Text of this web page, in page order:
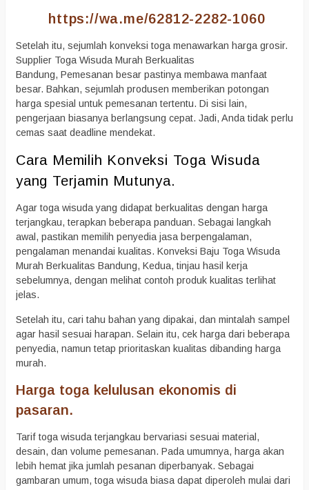
https://wa.me/62812-2282-1060
Setelah itu, sejumlah konveksi toga menawarkan harga grosir.
Supplier Toga Wisuda Murah Berkualitas
Bandung, Pemesanan besar pastinya membawa manfaat
besar. Bahkan, sejumlah produsen memberikan potongan
harga spesial untuk pemesanan tertentu. Di sisi lain,
pengerjaan biasanya berlangsung cepat. Jadi, Anda tidak perlu
cemas saat deadline mendekat.
Cara Memilih Konveksi Toga Wisuda
yang Terjamin Mutunya.
Agar toga wisuda yang didapat berkualitas dengan harga
terjangkau, terapkan beberapa panduan. Sebagai langkah
awal, pastikan memilih penyedia jasa berpengalaman,
pengalaman menandai kualitas. Konveksi Baju Toga Wisuda
Murah Berkualitas Bandung, Kedua, tinjau hasil kerja
sebelumnya, dengan melihat contoh produk kualitas terlihat
jelas.
Setelah itu, cari tahu bahan yang dipakai, dan mintalah sampel
agar hasil sesuai harapan. Selain itu, cek harga dari beberapa
penyedia, namun tetap prioritaskan kualitas dibanding harga
murah.
Harga toga kelulusan ekonomis di
pasaran.
Tarif toga wisuda terjangkau bervariasi sesuai material,
desain, dan volume pemesanan. Pada umumnya, harga akan
lebih hemat jika jumlah pesanan diperbanyak. Sebagai
gambaran umum, toga wisuda biasa dapat diperoleh mulai dari